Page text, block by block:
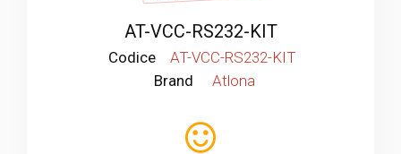
AT-VCC-RS232-KIT
Codice
AT-VCC-RS232-KIT
Brand
Atlona